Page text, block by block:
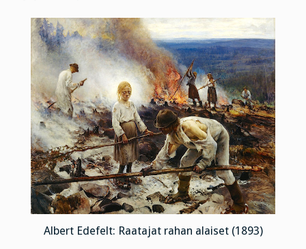
Albert Edefelt: Raatajat rahan alaiset (1893)